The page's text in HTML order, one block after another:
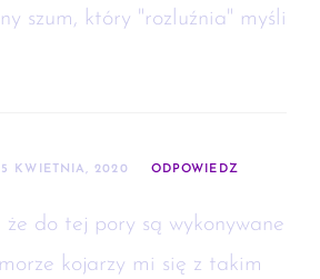
szum, który "rozluźnia" myśli
15 KWIETNIA, 2020 ODPOWIEDZ
że do tej pory są wykonywane
kojarzy mi się z takim